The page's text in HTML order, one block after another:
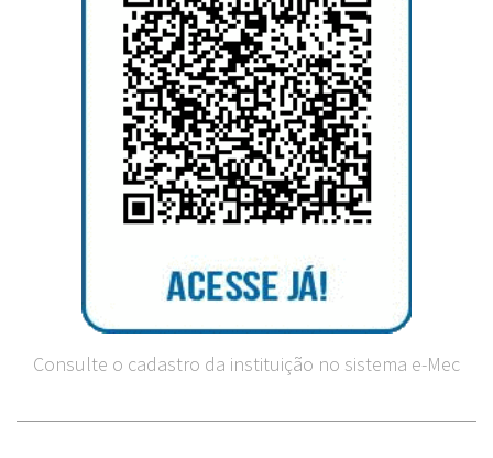
Consulte o cadastro da instituição no sistema e-Mec